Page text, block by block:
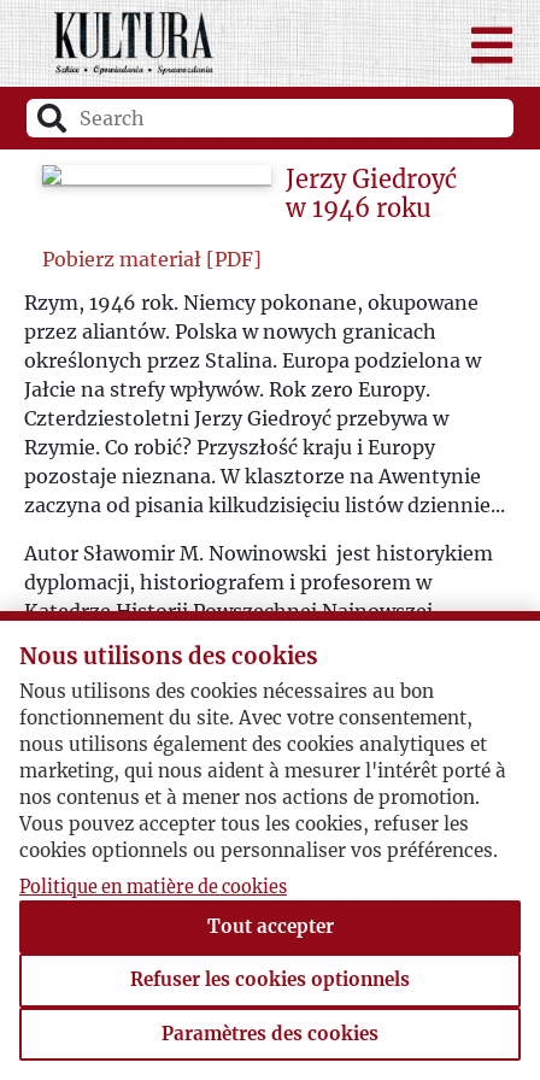
Jerzy Giedroyć
w 1946 roku
Pobierz materiał [PDF]
Rzym, 1946 rok. Niemcy pokonane, okupowane
przez aliantów. Polska w nowych granicach
określonych przez Stalina. Europa podzielona w
Jałcie na strefy wpływów. Rok zero Europy.
Czterdziestoletni Jerzy Giedroyć przebywa w
Rzymie. Co robić? Przyszłość kraju i Europy
pozostaje nieznana. W klasztorze na Awentynie
zaczyna od pisania kilkudzisięciu listów dziennie...
Autor Sławomir M. Nowinowski jest historykiem
dyplomacji, historiografem i profesorem w
Katedrze Historii Powszechnej Najnowszej
Uniwersytetu Łódzkiego. Zajmuje się badaniem
dziejów Europy Środkowo-Wschodniej w XX wieku.
Jest edytorem korespondencji Jerzego Giedroycia.
Sławomir M. Nowinowski, Jerzy Giedroyć w 1946 roku.
Biblioteka Mnemosyne pod redakcją Piotra
Kłoczowskiego, wyd. wydawnictwo słowo/obraz
terytoria, Gdańsk 2018.
Instytut Literacki i Fundacja Kultury Paryskiej
dziękują Autorowi i Wydawcy za zgodę na
udostępnienie książki.
Postacie powiązane
Autor publikacji:Sławomir M. Nowinowski
Nous utilisons des cookies
Nous utilisons des cookies nécessaires au bon
fonctionnement du site. Avec votre consentement,
nous utilisons également des cookies analytiques et
marketing, qui nous aident à mesurer l'intérêt porté à
nos contenus et à mener nos actions de promotion.
Vous pouvez accepter tous les cookies, refuser les
cookies optionnels ou personnaliser vos préférences.
Politique en matière de cookies
Tout accepter
Refuser les cookies optionnels
Paramètres des cookies
Paramètres des cookies